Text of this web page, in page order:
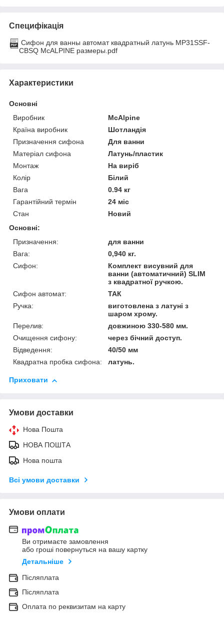
Специфікація
Сифон для ванны автомат квадратный латунь MP31SSF-
CBSQ McALPINE размеры.pdf
Характеристики
Основні
Виробник
McAlpine
Країна виробник
Шотландія
Призначення сифона
Для ванни
Матеріал сифона
Латунь/пластик
Монтаж
На виріб
Колір
Білий
Вага
0.94 кг
Гарантійний термін
24 міс
Стан
Новий
Основні:
Призначення:
для ванни
Вага:
0,940 кг.
Сифон:
Комплект висувний для
ванни (автоматичний) SLIM
з квадратної ручкою.
Сифон автомат:
ТАК
Ручка:
виготовлена з латуні з
шаром хрому.
Перелив:
довжиною 330-580 мм.
Очищення сифону:
через бічний доступ.
Відведення:
40/50 мм
Квадратна пробка сифона:
латунь.
Приховати
Умови доставки
Нова Пошта
НОВА ПОШТА
Нова пошта
Всі умови доставки
Умови оплати
Ви отримаєте замовлення
або гроші повернуться на вашу картку
Детальніше
Післяплата
Післяплата
Оплата по реквизитам на карту